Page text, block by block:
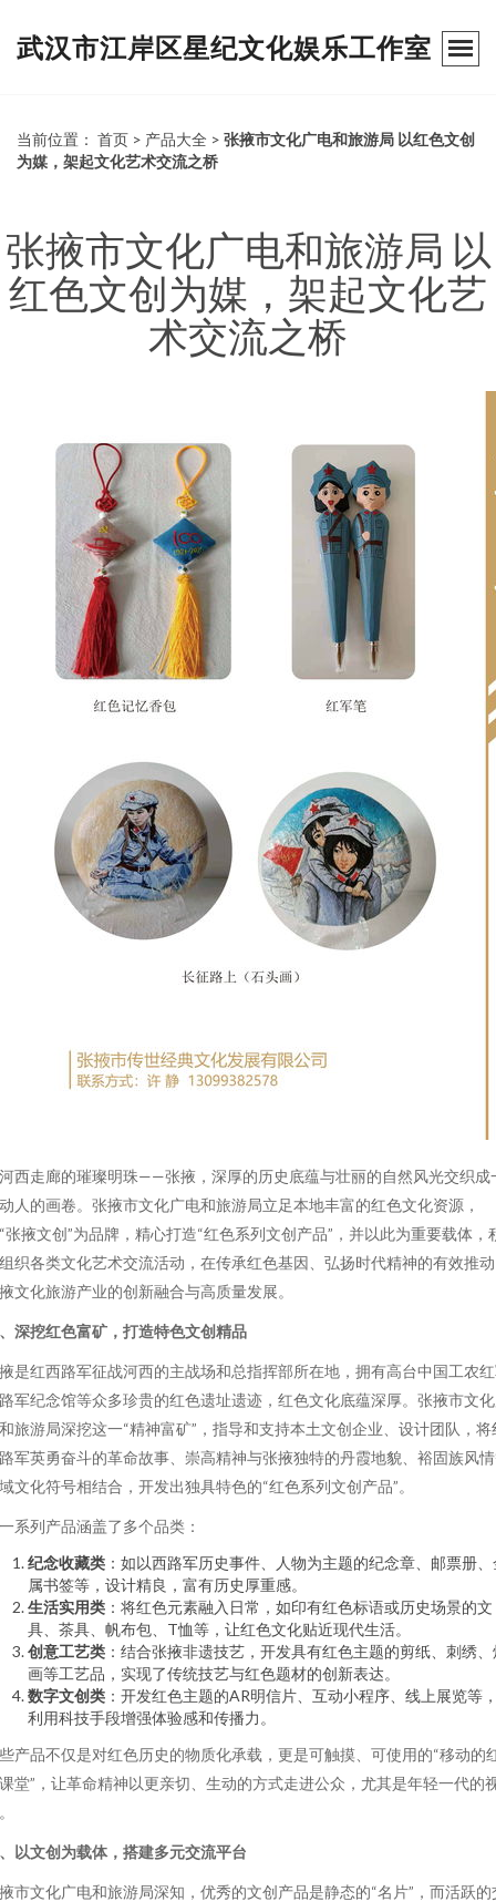
武汉市江岸区星纪文化娱乐工作室
当前位置： 首页 > 产品大全 > 张掖市文化广电和旅游局 以红色文创
为媒，架起文化艺术交流之桥
张掖市文化广电和旅游局 以
红色文创为媒，架起文化艺
术交流之桥
西走廊的璀璨明珠——张掖，深厚的历史底蕴与壮丽的自然风光交织成
人的画卷。张掖市文化广电和旅游局立足本地丰富的红色文化资源，
张掖文创”为品牌，精心打造“红色系列文创产品”，并以此为重要载体，
织各类文化艺术交流活动，在传承红色基因、弘扬时代精神的有效推
文化旅游产业的创新融合与高质量发展。
深挖红色富矿，打造特色文创精品
是红西路军征战河西的主战场和总指挥部所在地，拥有高台中国工农
军纪念馆等众多珍贵的红色遗址遗迹，红色文化底蕴深厚。张掖市文
旅游局深挖这一“精神富矿”，指导和支持本土文创企业、设计团队，将
军英勇奋斗的革命故事、崇高精神与张掖独特的丹霞地貌、裕固族风
文化符号相结合，开发出独具特色的“红色系列文创产品”。
系列产品涵盖了多个品类：
纪念收藏类 ：如以西路军历史事件、人物为主题的纪念章、邮票册、
属书签等，设计精良，富有历史厚重感。
生活实用类 ：将红色元素融入日常，如印有红色标语或历史场景的文
具、茶具、帆布包、T恤等，让红色文化贴近现代生活。
创意工艺类 ：结合张掖非遗技艺，开发具有红色主题的剪纸、刺绣、
画等工艺品，实现了传统技艺与红色题材的创新表达。
数字文创类 ：开发红色主题的AR明信片、互动小程序、线上展览等
利用科技手段增强体验感和传播力。
产品不仅是对红色历史的物质化承载，更是可触摸、可使用的“移动的
堂”，让革命精神以更亲切、生动的方式走进公众，尤其是年轻一代的
以文创为载体，搭建多元交流平台
市文化广电和旅游局深知，优秀的文创产品是静态的“名片”，而活跃的